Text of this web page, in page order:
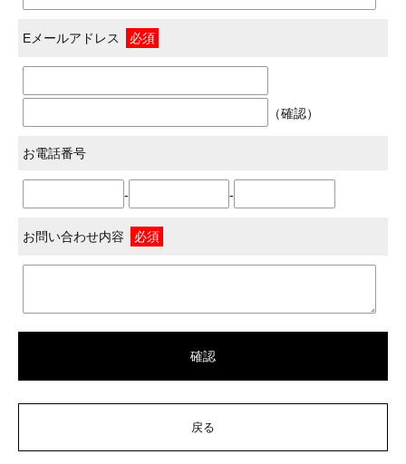
Eメールアドレス 必須
（確認）
お電話番号
- -
お問い合わせ内容 必須